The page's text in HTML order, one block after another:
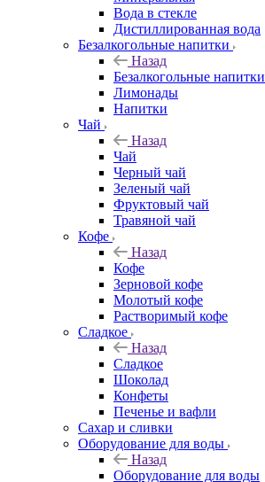
Вода в стекле
Дистиллированная вода
Безалкогольные напитки
Назад
Безалкогольные напитки
Лимонады
Напитки
Чай
Назад
Чай
Черный чай
Зеленый чай
Фруктовый чай
Травяной чай
Кофе
Назад
Кофе
Зерновой кофе
Молотый кофе
Растворимый кофе
Сладкое
Назад
Сладкое
Шоколад
Конфеты
Печенье и вафли
Сахар и сливки
Оборудование для воды
Назад
Оборудование для воды